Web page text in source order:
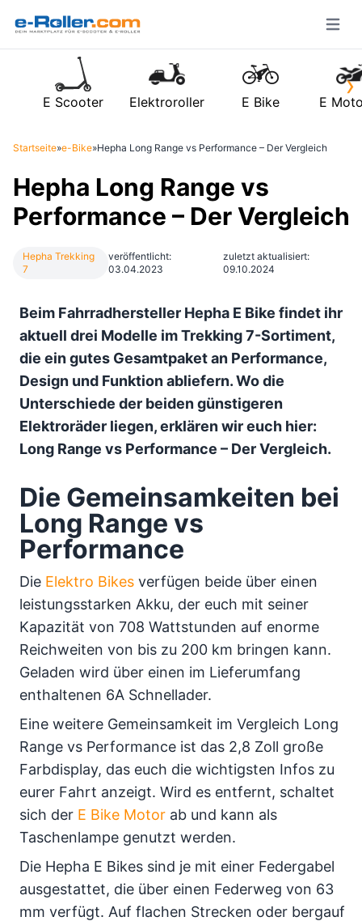
Open
›
E Scooter Elektroroller E Bike E
Startseite»e-Bike»Hepha Long Range vs Performance – Der Vergleich
Hepha Long Range vs
Performance – Der Vergleich
Hepha Trekking
7
veröffentlicht:
03.04.2023
zuletzt aktualisiert:
09.10.2024
Beim Fahrradhersteller Hepha E Bike findet ihr
aktuell drei Modelle im Trekking 7-Sortiment,
die ein gutes Gesamtpaket an Performance,
Design und Funktion abliefern. Wo die
Unterschiede der beiden günstigeren
Elektroräder liegen, erklären wir euch hier:
Long Range vs Performance – Der Vergleich.
Die Gemeinsamkeiten bei
Long Range vs
Performance
Die Elektro Bikes verfügen beide über einen
leistungsstarken Akku, der euch mit seiner
Kapazität von 708 Wattstunden auf enorme
Reichweiten von bis zu 200 km bringen kann.
Geladen wird über einen im Lieferumfang
enthaltenen 6A Schnellader.
Eine weitere Gemeinsamkeit im Vergleich Long
Range vs Performance ist das 2,8 Zoll große
Farbdisplay, das euch die wichtigsten Infos zu
eurer Fahrt anzeigt. Wird es entfernt, schaltet
sich der E Bike Motor ab und kann als
Taschenlampe genutzt werden.
Die Hepha E Bikes sind je mit einer Federgabel
ausgestattet, die über einen Federweg von 63
mm verfügt. Auf flachen Strecken oder bergauf